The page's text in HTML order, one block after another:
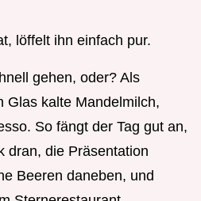
löffelt ihn einfach pur.
gehen, oder? Als
Glas kalte Mandelmilch,
So fängt der Tag gut an,
dran, die Präsentation
Beeren daneben, und